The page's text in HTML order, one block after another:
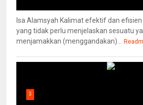
Isa Alamsyah Kalimat efektif dan
yang tidak perlu menjelaskan sesuatu
menjamakkan (menggandakan)...
3